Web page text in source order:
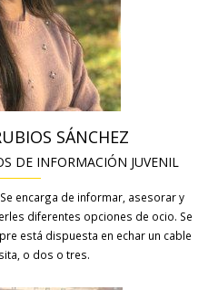
SÁNCHEZ
DE INFORMACIÓN JUVENIL
encarga de informar, asesorar y
diferentes opciones de ocio. Se
está dispuesta en echar un cable
o dos o tres.